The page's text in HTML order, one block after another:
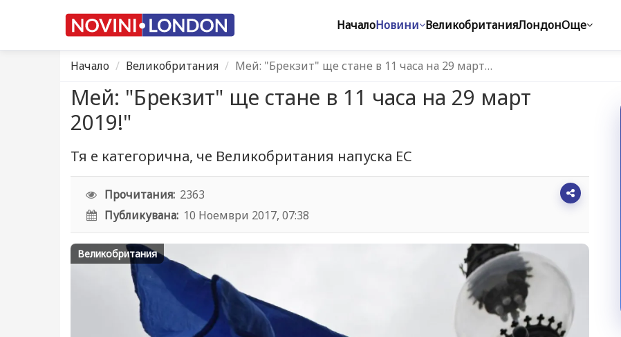
НачалоНовини ВеликобританияЛондонОще
Начало Великобритания Мей: "Брекзит" ще стане в 11 часа на 29 март…
Мей: "Брекзит" ще стане в 11 часа на 29 март
2019!"
Тя е категорична, че Великобритания напуска ЕС
Прочитания: 2363
Публикувана: 10 Ноември 2017, 07:38
Великобритания